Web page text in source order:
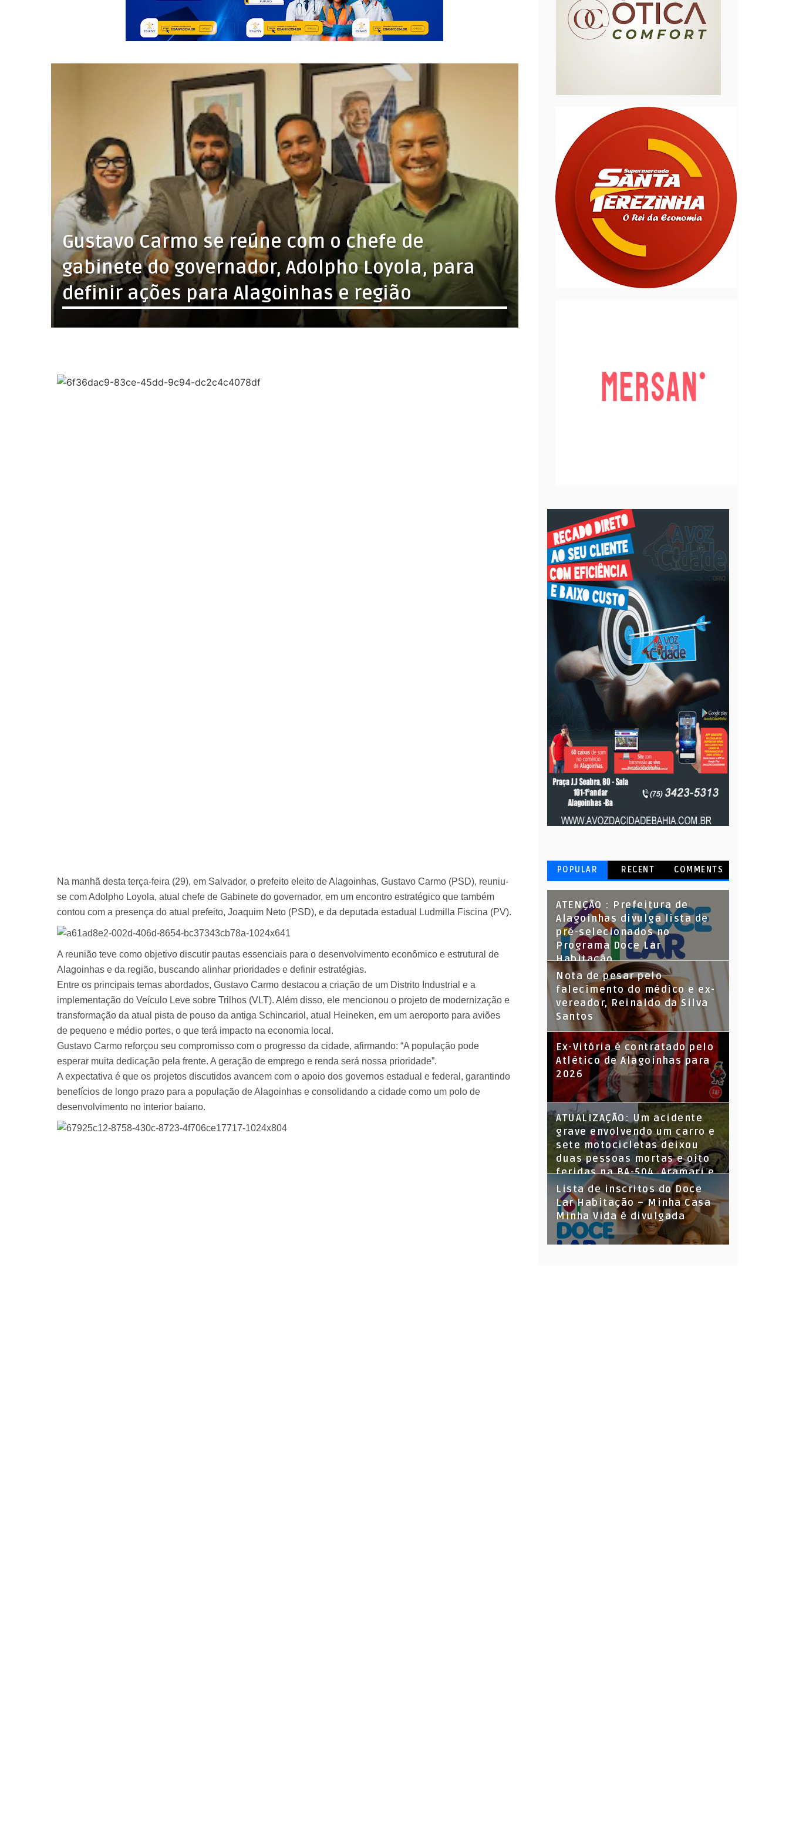
Gustavo Carmo se reúne com o chefe de
gabinete do governador, Adolpho Loyola, para
definir ações para Alagoinhas e região
Na manhã desta terça-feira (29), em Salvador, o prefeito eleito de Alagoinhas, Gustavo Carmo (PSD), reuniu-
se com Adolpho Loyola, atual chefe de Gabinete do governador, em um encontro estratégico que também
contou com a presença do atual prefeito, Joaquim Neto (PSD), e da deputada estadual Ludmilla Fiscina (PV).
A reunião teve como objetivo discutir pautas essenciais para o desenvolvimento econômico e estrutural de
Alagoinhas e da região, buscando alinhar prioridades e definir estratégias.
Entre os principais temas abordados, Gustavo Carmo destacou a criação de um Distrito Industrial e a
implementação do Veículo Leve sobre Trilhos (VLT). Além disso, ele mencionou o projeto de modernização e
transformação da atual pista de pouso da antiga Schincariol, atual Heineken, em um aeroporto para aviões
de pequeno e médio portes, o que terá impacto na economia local.
Gustavo Carmo reforçou seu compromisso com o progresso da cidade, afirmando: “A população pode
esperar muita dedicação pela frente. A geração de emprego e renda será nossa prioridade”.
A expectativa é que os projetos discutidos avancem com o apoio dos governos estadual e federal, garantindo
benefícios de longo prazo para a população de Alagoinhas e consolidando a cidade como um polo de
desenvolvimento no interior baiano.
POPULAR RECENT COMMENTS
ATENÇÃO : Prefeitura de
Alagoinhas divulga lista de
pré-selecionados no
Programa Doce Lar
Habitação
Nota de pesar pelo
falecimento do médico e ex-
vereador, Reinaldo da Silva
Santos
Ex-Vitória é contratado pelo
Atlético de Alagoinhas para
2026
ATUALIZAÇÃO: Um acidente
grave envolvendo um carro e
sete motocicletas deixou
duas pessoas mortas e oito
feridas na BA-504, Aramari e
Alagoinhas, neste domingo
(7).
Lista de inscritos do Doce
Lar Habitação – Minha Casa
Minha Vida é divulgada